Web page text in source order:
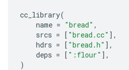
cc_library(
name = "bread" ,
srcs = [ "bread.cc" ],
hdrs = [ "bread.h" ],
deps = [ ":flour" ],
)